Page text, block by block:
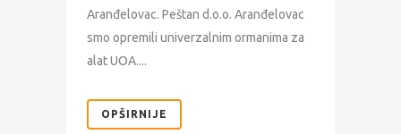
Aranđelovac. Peštan d.o.o. Aranđelovac
smo opremili univerzalnim ormanima za
alat UOA....
OPŠIRNIJE